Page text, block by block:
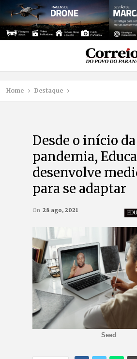
Home Destaque
Desde o início da
pandemia,
desenvolve
para se adaptar
On 28 ago, 2021
Seed